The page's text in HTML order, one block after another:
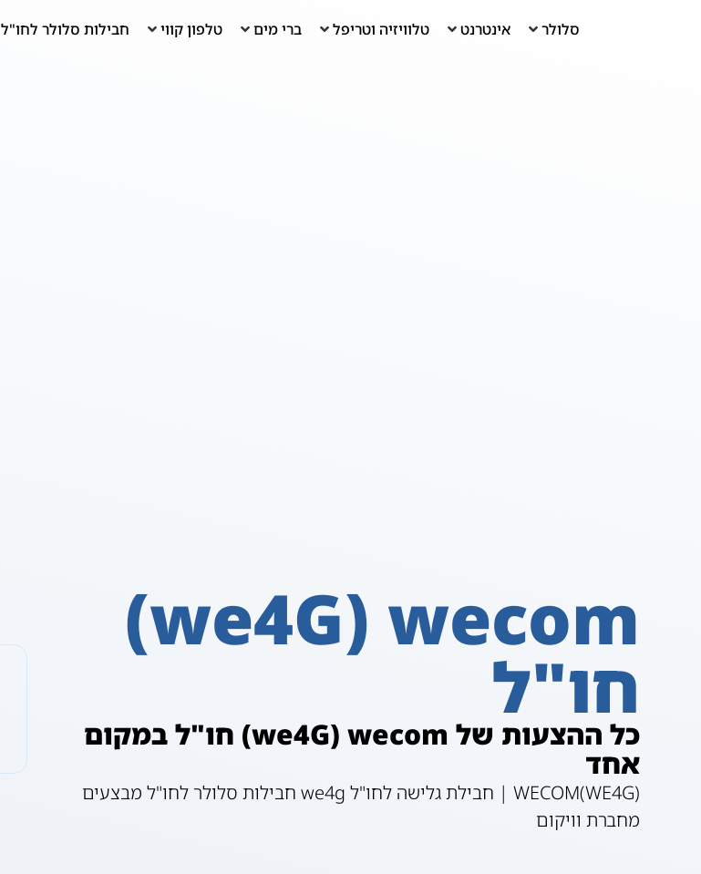
סלולר אינטרנט טלוויזיה וטריפל ברי מים טלפון קווי חבילות סלולר לחו"ל
we4G) wecom)
חו"ל
כל ההצעות של we4G) wecom) חו"ל במקום
אחד
WECOM(WE4G) | חבילת גלישה לחו"ל we4g חבילות סלולר לחו"ל מבצעים
מחברת וויקום